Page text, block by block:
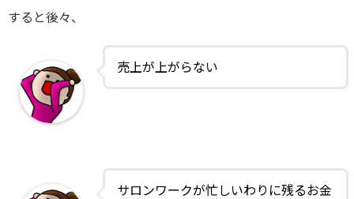
すると後々、
売上が上がらない
サロンワークが忙しいわりに残るお金